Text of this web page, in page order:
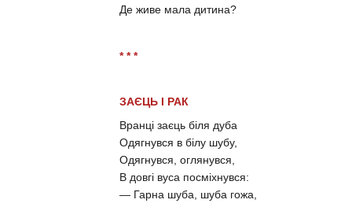
Де живе мала дитина?
* * *
ЗАЄЦЬ І РАК
Вранці заєць біля дуба
Одягнувся в білу шубу,
Одягнувся, оглянувся,
В довгі вуса посміхнувся:
— Гарна шуба, шуба гожа,